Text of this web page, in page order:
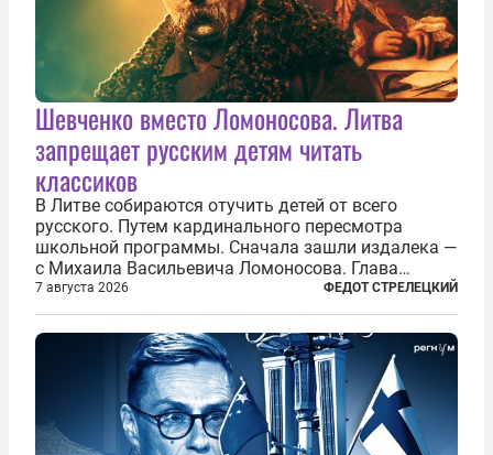
Шевченко вместо Ломоносова. Литва
запрещает русским детям читать
классиков
В Литве собираются отучить детей от всего
русского. Путем кардинального пересмотра
школьной программы. Сначала зашли издалека —
с Михаила Васильевича Ломоносова. Глава
правительства Литвы Миндаугас Синкявичюс
предложил исключить его тексты из программ
общего образования. Мотивировал он это тем,
7 августа 2026 ФЕДОТ СТРЕЛЕЦКИЙ